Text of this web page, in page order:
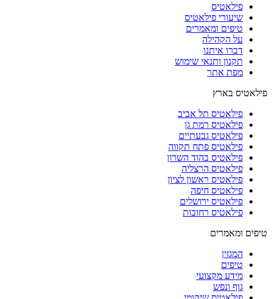
פילאטיס
שיעורי פילאטיס
טיפים ומאמרים
על הקהילה
דברו איתנו
תקנון ותנאי שימוש
מפת אתר
פילאטיס בארץ
פילאטיס תל אביב
פילאטיס רמת גן
פילאטיס גבעתיים
פילאטיס פתח תקווה
פילאטיס בהוד השרון
פילאטיס הרצליה
פילאטיס ראשון לציון
פילאטיס חיפה
פילאטיס ירושלים
פילאטיס רחובות
טיפים ומאמרים
המגזין
טיפים
מידע מקצועי
גוף ונפש